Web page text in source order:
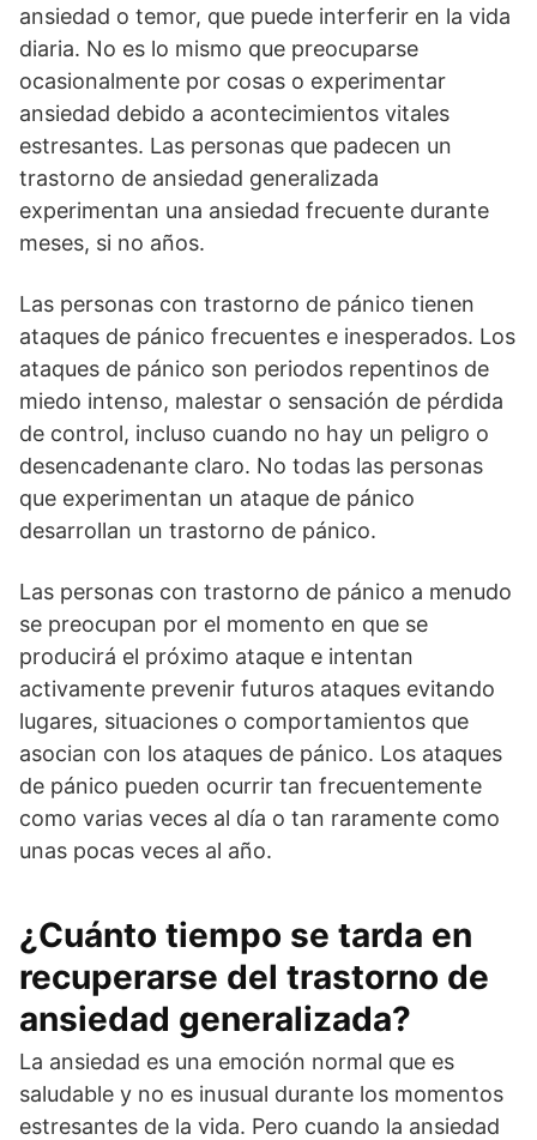
ansiedad o temor, que puede interferir en la vida
diaria. No es lo mismo que preocuparse
ocasionalmente por cosas o experimentar
ansiedad debido a acontecimientos vitales
estresantes. Las personas que padecen un
trastorno de ansiedad generalizada
experimentan una ansiedad frecuente durante
meses, si no años.
Las personas con trastorno de pánico tienen
ataques de pánico frecuentes e inesperados. Los
ataques de pánico son periodos repentinos de
miedo intenso, malestar o sensación de pérdida
de control, incluso cuando no hay un peligro o
desencadenante claro. No todas las personas
que experimentan un ataque de pánico
desarrollan un trastorno de pánico.
Las personas con trastorno de pánico a menudo
se preocupan por el momento en que se
producirá el próximo ataque e intentan
activamente prevenir futuros ataques evitando
lugares, situaciones o comportamientos que
asocian con los ataques de pánico. Los ataques
de pánico pueden ocurrir tan frecuentemente
como varias veces al día o tan raramente como
unas pocas veces al año.
¿Cuánto tiempo se tarda en
recuperarse del trastorno de
ansiedad generalizada?
La ansiedad es una emoción normal que es
saludable y no es inusual durante los momentos
estresantes de la vida. Pero cuando la ansiedad